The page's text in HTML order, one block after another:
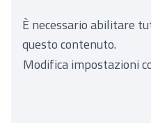
È necessario abilitare
questo contenuto.
Modifica impostazioni